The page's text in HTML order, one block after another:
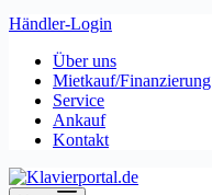
Händler-Login
Über uns
Mietkauf/Finanzierung
Service
Ankauf
Kontakt